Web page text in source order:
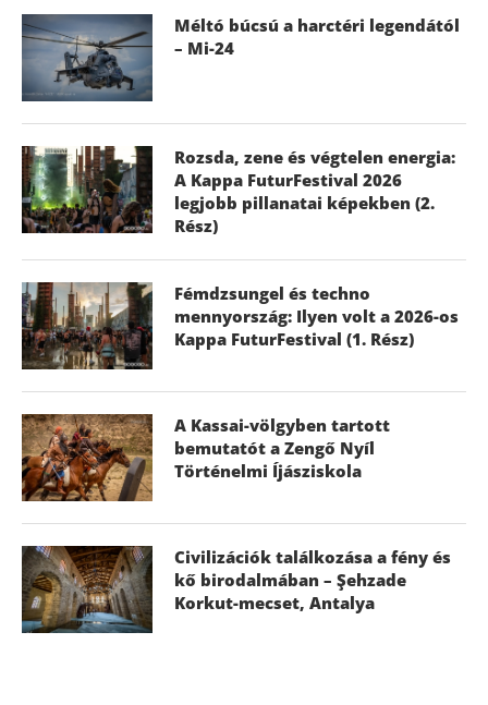
Méltó búcsú a harctéri legendától
– Mi-24
Rozsda, zene és végtelen energia:
A Kappa FuturFestival 2026
legjobb pillanatai képekben (2.
Rész)
Fémdzsungel és techno
mennyország: Ilyen volt a 2026-os
Kappa FuturFestival (1. Rész)
A Kassai-völgyben tartott
bemutatót a Zengő Nyíl
Történelmi Íjásziskola
Civilizációk találkozása a fény és
kő birodalmában – Şehzade
Korkut-mecset, Antalya